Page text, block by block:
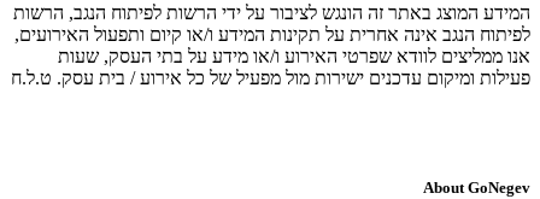
המידע המוצג באתר זה הונגש לציבור על ידי הרשות לפיתוח הנגב, הרשות
לפיתוח הנגב אינה אחרית על תקינות המידע ו/או קיום ותפעול האירועים,
אנו ממליצים לוודא שפרטי האירוע ו/או מידע על בתי העסק, שעות
פעילות ומיקום עדכנים ישירות מול מפעיל של כל אירוע / בית עסק. ט.ל.ח
About GoNegev